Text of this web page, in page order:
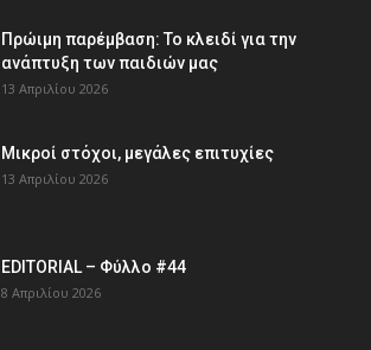
Πρώιμη παρέμβαση: Το κλειδί για την
ανάπτυξη των παιδιών µας
13 Απριλίου 2026
Μικροί στόχοι, μεγάλες επιτυχίες
13 Απριλίου 2026
EDITORIAL – Φύλλο #44
8 Απριλίου 2026